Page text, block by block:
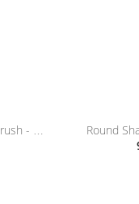
Precision Crease Brush - Medium...